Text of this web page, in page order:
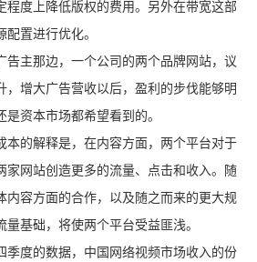
程度上降低版权的费用。另外在带宽这部
置进行优化。
主那边，一个公司的两个品牌网站，议
，增大广告营收以后，盈利的步伐能够明
资本市场都希望看到的。
的解释是，在内容方面，两个平台对于
家网站创造更多的流量、点击和收入。随
内容方面的合作，以及随之而来的更大规
基础，将使两个平台受益匪浅。
度的数据，中国网络视频市场收入的份